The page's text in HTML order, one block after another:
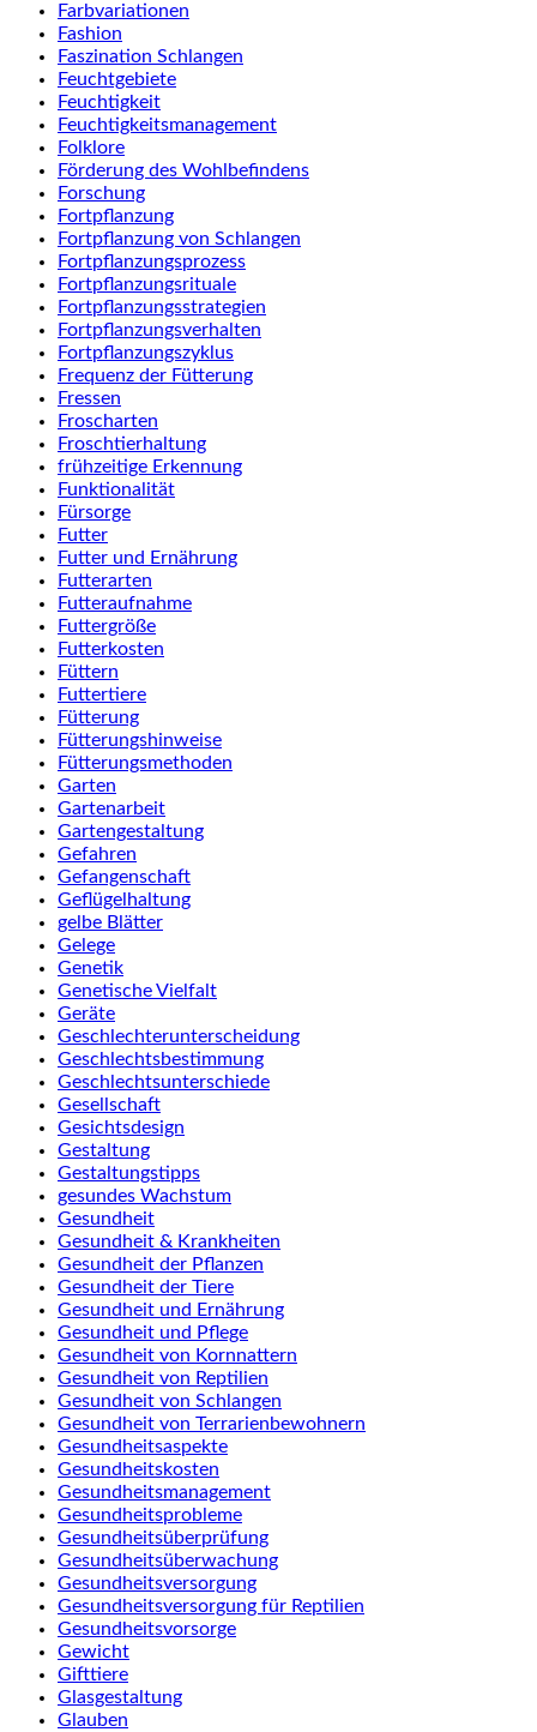
Farbvariationen
Fashion
Faszination Schlangen
Feuchtgebiete
Feuchtigkeit
Feuchtigkeitsmanagement
Folklore
Förderung des Wohlbefindens
Forschung
Fortpflanzung
Fortpflanzung von Schlangen
Fortpflanzungsprozess
Fortpflanzungsrituale
Fortpflanzungsstrategien
Fortpflanzungsverhalten
Fortpflanzungszyklus
Frequenz der Fütterung
Fressen
Froscharten
Froschtierhaltung
frühzeitige Erkennung
Funktionalität
Fürsorge
Futter
Futter und Ernährung
Futterarten
Futteraufnahme
Futtergröße
Futterkosten
Füttern
Futtertiere
Fütterung
Fütterungshinweise
Fütterungsmethoden
Garten
Gartenarbeit
Gartengestaltung
Gefahren
Gefangenschaft
Geflügelhaltung
gelbe Blätter
Gelege
Genetik
Genetische Vielfalt
Geräte
Geschlechterunterscheidung
Geschlechtsbestimmung
Geschlechtsunterschiede
Gesellschaft
Gesichtsdesign
Gestaltung
Gestaltungstipps
gesundes Wachstum
Gesundheit
Gesundheit & Krankheiten
Gesundheit der Pflanzen
Gesundheit der Tiere
Gesundheit und Ernährung
Gesundheit und Pflege
Gesundheit von Kornnattern
Gesundheit von Reptilien
Gesundheit von Schlangen
Gesundheit von Terrarienbewohnern
Gesundheitsaspekte
Gesundheitskosten
Gesundheitsmanagement
Gesundheitsprobleme
Gesundheitsüberprüfung
Gesundheitsüberwachung
Gesundheitsversorgung
Gesundheitsversorgung für Reptilien
Gesundheitsvorsorge
Gewicht
Gifttiere
Glasgestaltung
Glauben